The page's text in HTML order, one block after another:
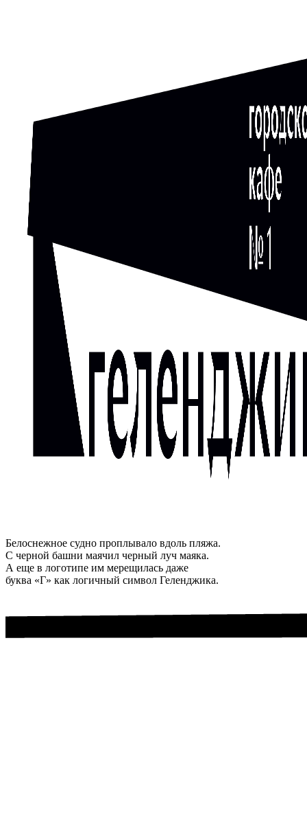
Белоснежное судно проплывало вдоль пляжа.
С черной башни маячил черный луч маяка.
А еще в логотипе им мерещилась даже
буква «Г» как логичный символ Геленджика.